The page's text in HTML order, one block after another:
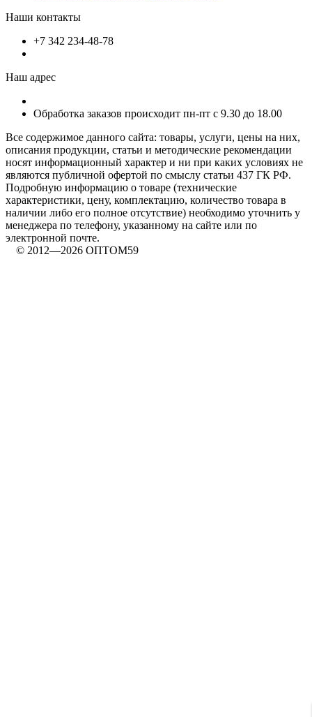
Наши контакты
+7 342 234-48-78
Наш адрес
Обработка заказов происходит пн-пт с 9.30 до 18.00
Все содержимое данного сайта: товары, услуги, цены на них,
описания продукции, статьи и методические рекомендации
носят информационный характер и ни при каких условиях не
являются публичной офертой по смыслу статьи 437 ГК РФ.
Подробную информацию о товаре (технические
характеристики, цену, комплектацию, количество товара в
наличии либо его полное отсутствие) необходимо уточнить у
менеджера по телефону, указанному на сайте или по
электронной почте.
© 2012—2026 ОПТОМ59